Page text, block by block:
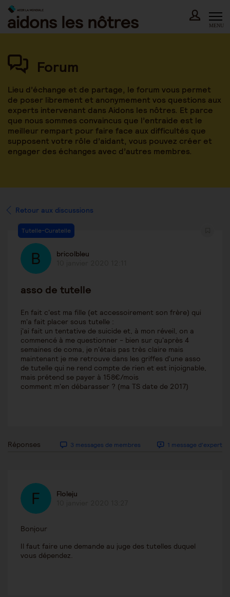
Skip
content
MENU
Forum
Lieu d’échange et de partage, le forum vous permet
de poser librement et anonymement vos questions aux
experts intervenant dans Aidons les nôtres. Et parce
que nous sommes convaincus que l’entraide est le
meilleur rempart pour faire face aux difficultés que
supposent votre rôle d’aidant, vous pouvez créer et
engager des échanges avec d’autres membres.
Retour aux discussions
Tutelle-Curatelle
bricolbleu
asso de tutelle
En fait c'est ma fille (et accessoirement son frère) qui
m'a fait placer sous tutelle :
j'ai fait un tentative de suicide et, à mon réveil, on a
commencé à me questionner - bien sur qu'après 4
semaines de coma, je n'étais pas très claire mais
maintenant je me retrouve dans les griffes d'une asso
de tutelle qui ne rend compte de rien et est injoignable,
mais prétend se payer à 158€/mois
comment m'en débarasser ? (ma TS date de 2017)
Réponses 3 messages de membres 1 message d'expert
Floleju
Bonjour
Il faut faire une demande au juge des tutelles duquel
vous dépendez.